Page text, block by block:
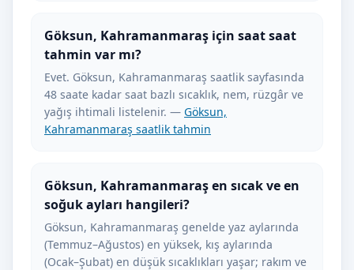
Göksun, Kahramanmaraş için saat saat
tahmin var mı?
Evet. Göksun, Kahramanmaraş saatlik sayfasında
48 saate kadar saat bazlı sıcaklık, nem, rüzgâr ve
yağış ihtimali listelenir. — Göksun,
Kahramanmaraş saatlik tahmin
Göksun, Kahramanmaraş en sıcak ve en
soğuk ayları hangileri?
Göksun, Kahramanmaraş genelde yaz aylarında
(Temmuz–Ağustos) en yüksek, kış aylarında
(Ocak–Şubat) en düşük sıcaklıkları yaşar; rakım ve